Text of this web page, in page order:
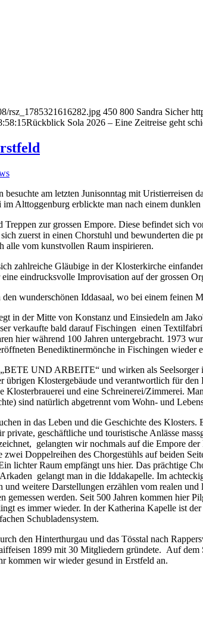
rsz_1785321616282.jpg 450 800 Sandra Sicher
Rückblick Sola 2026 – Eine Zeitreise geht
am letzten Junisonntag mit
Alttoggenburg erblickte man nach einem
Treppen zur grossen Empore. Diese befindet
zuerst in einen Chorstuhl und bewunderten
alle vom kunstvollen Raum inspirieren.
zahlreiche Gläubige in der Klosterkirche
eindrucksvolle Improvisation auf der grossen
wunderschönen Iddasaal, wo bei einem feinen
in der Mitte von Konstanz und Einsiedeln am
verkaufte bald darauf Fischingen einen
hier während 100 Jahren untergebracht. 1973
Benediktinermönche in Fischingen wieder
UND ARBEITE“ und wirken als
übrigen Klostergebäude und verantwortlich für
Klosterbrauerei und eine Schreinerei/Zimmerei.
sind natürlich abgetrennt vom Wohn- und
in das Leben und die Geschichte des
geschäftliche und touristische Anlässe
gelangten wir nochmals auf die Empore
zwei Doppelreihen des Chorgestühls auf beiden
lichter Raum empfängt uns hier. Das prächtige
gelangt man in die Iddakapelle. Im
weitere Darstellungen erzählen vom realen
gemessen werden. Seit 500 Jahren kommen
es immer wieder. In der Katherina Kapelle ist
Schubladensystem.
den Hinterthurgau und das Tösstal nach
1899 mit 30 Mitgliedern gründete. Auf
kommen wir wieder gesund in Erstfeld an.